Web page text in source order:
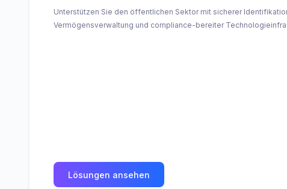
Unterstützen Sie den öffentlichen Sektor mit sicherer
Vermögensverwaltung und compliance-bereiter
Lösungen ansehen